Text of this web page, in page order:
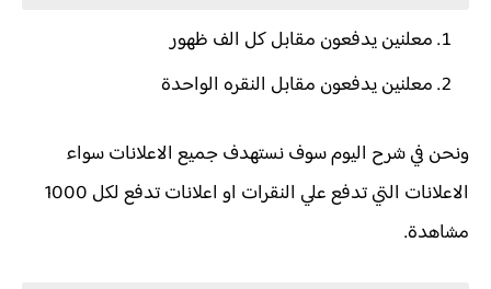
معلنين يدفعون مقابل كل الف ظهور
معلنين يدفعون مقابل النقره الواحدة
ونحن في شرح اليوم سوف نستهدف جميع الاعلانات سواء
الاعلانات التي تدفع علي النقرات او اعلانات تدفع لكل 1000
مشاهدة.